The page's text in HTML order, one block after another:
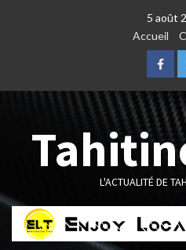
5 août
Accueil
L'ACTUALITÉ DE